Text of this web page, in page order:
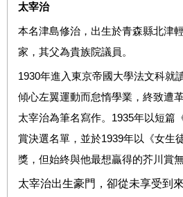
太宰治
本名津島修治，出生於青森縣北津
家，其父為貴族院議員。
1930年進入東京帝國大學法文科就
傾心左翼運動而怠惰學業，終致遭革
太宰治為筆名寫作。 1935年以短篇
賞決選名單，並於1939年以《女生
獎，但始終與他最想贏得的芥川賞無
太宰治出生豪門，卻從未享受到